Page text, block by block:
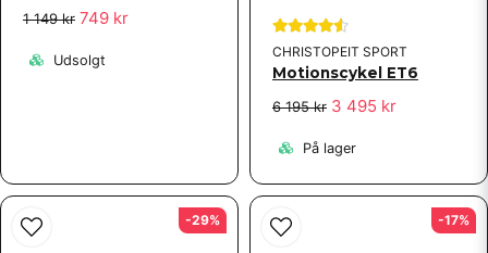
1 149 kr 749 kr
Udsolgt CHRISTOPEIT SPORT
Motionscykel ET6
6 195 kr 3 495 kr
På lager
-29% -17%